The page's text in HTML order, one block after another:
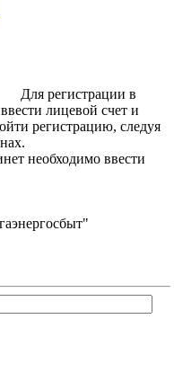
регистрации в
лицевой счет и
регистрацию, следуя
окнах.
необходимо ввести
и пароль.